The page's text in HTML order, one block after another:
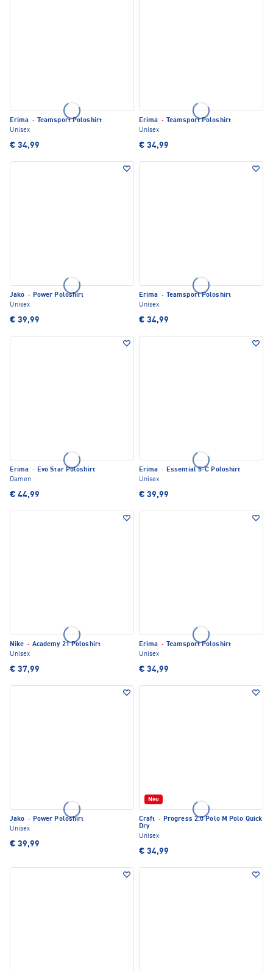
Erima ·
Teamsport Poloshirt
Unisex
€ 34,99
Erima ·
Teamsport Poloshirt
Unisex
€ 34,99
Jako · Power Poloshirt
Unisex
€ 39,99
Erima ·
Teamsport Poloshirt
Unisex
€ 34,99
Erima · Evo Star Poloshirt
Damen
€ 44,99
Erima · Essential 5-C Poloshirt
Unisex
€ 39,99
Nike · Academy 21 Poloshirt
Unisex
€ 37,99
Erima ·
Teamsport Poloshirt
Unisex
€ 34,99
Jako · Power Poloshirt
Unisex
€ 39,99
Neu
Craft · Progress 2.0 Polo M Polo Quick
Dry
Unisex
€ 34,99